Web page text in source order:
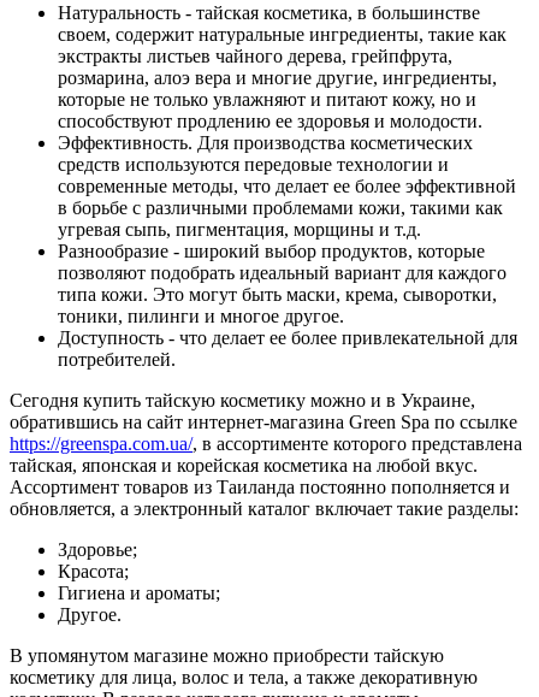
Натуральность - тайская косметика, в большинстве
своем, содержит натуральные ингредиенты, такие как
экстракты листьев чайного дерева, грейпфрута,
розмарина, алоэ вера и многие другие, ингредиенты,
которые не только увлажняют и питают кожу, но и
способствуют продлению ее здоровья и молодости.
Эффективность. Для производства косметических
средств используются передовые технологии и
современные методы, что делает ее более эффективной
в борьбе с различными проблемами кожи, такими как
угревая сыпь, пигментация, морщины и т.д.
Разнообразие - широкий выбор продуктов, которые
позволяют подобрать идеальный вариант для каждого
типа кожи. Это могут быть маски, крема, сыворотки,
тоники, пилинги и многое другое.
Доступность - что делает ее более привлекательной для
потребителей.
Сегодня купить тайскую косметику можно и в Украине,
обратившись на сайт интернет-магазина Green Spa по ссылке
https://greenspa.com.ua/, в ассортименте которого представлена
тайская, японская и корейская косметика на любой вкус.
Ассортимент товаров из Таиланда постоянно пополняется и
обновляется, а электронный каталог включает такие разделы:
Здоровье;
Красота;
Гигиена и ароматы;
Другое.
В упомянутом магазине можно приобрести тайскую
косметику для лица, волос и тела, а также декоративную